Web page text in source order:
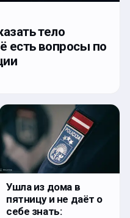
тело
есть вопросы по
Ушла из дома в
пятницу и не даёт о
себе знать: